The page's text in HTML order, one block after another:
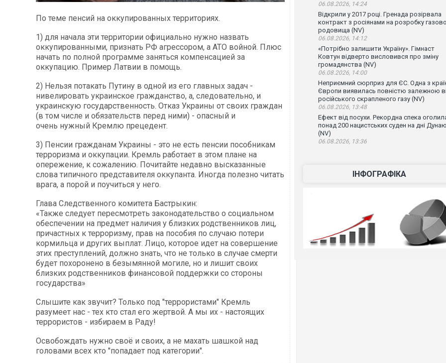
По теме пенсий на оккупированных территориях.
1) для начала эти территории официально нужно назвать
оккупированными, признать РФ агрессором, а АТО войной. Плюс
начать по полной программе заняться компенсацией за
оккупацию. Пример Латвии в помощь.
2) Нельзя потакать Путину в одной из его главных задач -
нивелировать украинское гражданство, а, следовательно, и
украинскую государственность. Отказ Украины от своих граждан
(в том числе и обязательств перед ними) - опасный и
очень нужный Кремлю прецедент.
3) Пенсии гражданам Украины - это не есть пенсии пособникам
терроризма и оккупации. Кремль работает в этом плане на
опережение, к сожалению. Почитайте недавно высказанные
слова типичного представителя оккупанта. Иногда полезно читать
врага, а порой и поучиться у него.
Глава Следственного комитета Бастрыкин:
«Также следует пересмотреть законодательство о социальном
обеспечении на предмет наличия у близких родственников лиц,
причастных к терроризму, прав на пособия по случаю потери
кормильца и других выплат. Лицо, которое идет на совершение
этих преступлений, должно знать, что не только в случае смерти
будет похоронено в безымянной могиле, но и лишит своих
близких родственников финансовой поддержки со стороны
государства»
Слышите как звучит? Только под "террористами" Кремль
разумеет нас - тех кто стал его жертвой. А мы их - настоящих
террористов - избираем в Раду!
Освобождать нужно своё и своих, а не махать шашкой над
головами всех кто "попадает под категории".
06.08.2026, 14:24
Відкрили у 2017 році. Гренада розірвала
контракт з росіянами на розробку
родовища (NV)
06.08.2026, 14:12
«Потрібно залишити Україну». Гімнаст
Ковтун відверто висловився про зміну
громадянства (NV)
06.08.2026, 14:00
Неприємний сюрприз для ЄС. Одна з
Європи виявилась повністю залежною
російського скрапленого газу (NV)
06.08.2026, 13:48
Ефект від посухи. Рекордна спека
понад 200 нацистських суден на дні Дунаю
(NV)
06.08.2026, 13:36
ІНФОГРАФІКА